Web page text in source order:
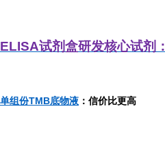
ELISA试剂盒研发核心试剂：
单组份TMB底物液 ：信价比更高